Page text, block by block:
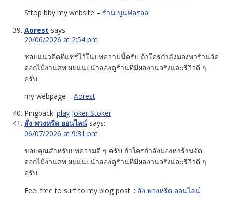
Sttop bby my website – ร้าน บูนฟอรอล
Aorest says:
20/06/2026 at 2:54 pm
ชอบแนวคิดที่แชร์ไว้ในบทความนี้ครับ ถ้าใครกำลังมองหาร้านจัด
ดอกไม้งานศพ ผมแนะนำลองดูร้านที่มีผลงานจริงและรีวิวดี ๆ
ครับ
my webpage – Aorest
Pingback: play Joker Stoker
สั่ง พวงหรีด ออนไลน์ says:
06/07/2026 at 9:31 pm
ขอบคุณสำหรับบทความดี ๆ ครับ ถ้าใครกำลังมองหาร้านจัด
ดอกไม้งานศพ ผมแนะนำลองดูร้านที่มีผลงานจริงและรีวิวดี ๆ
ครับ
Feel free to surf to my blog post :: สั่ง พวงหรีด ออนไลน์